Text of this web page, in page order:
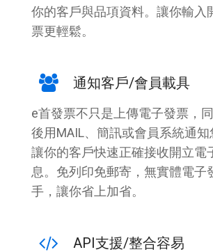
你的客戶與品項資料。讓你輸入
票更輕鬆。
通知客戶/會員載具
e首發票不只是上傳電子發票，
後用MAIL、簡訊或會員系統通知
讓你的客戶快速正確接收開立電
息。免列印免郵寄，無實體電子
手，讓你省上加省。
API支援/整合容易